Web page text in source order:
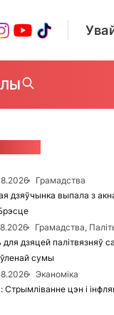
Грамадства
дзяўчынка выпала з
Грамадства,
для дзяцей палітвязняў
сумы
Эканоміка
цэн і